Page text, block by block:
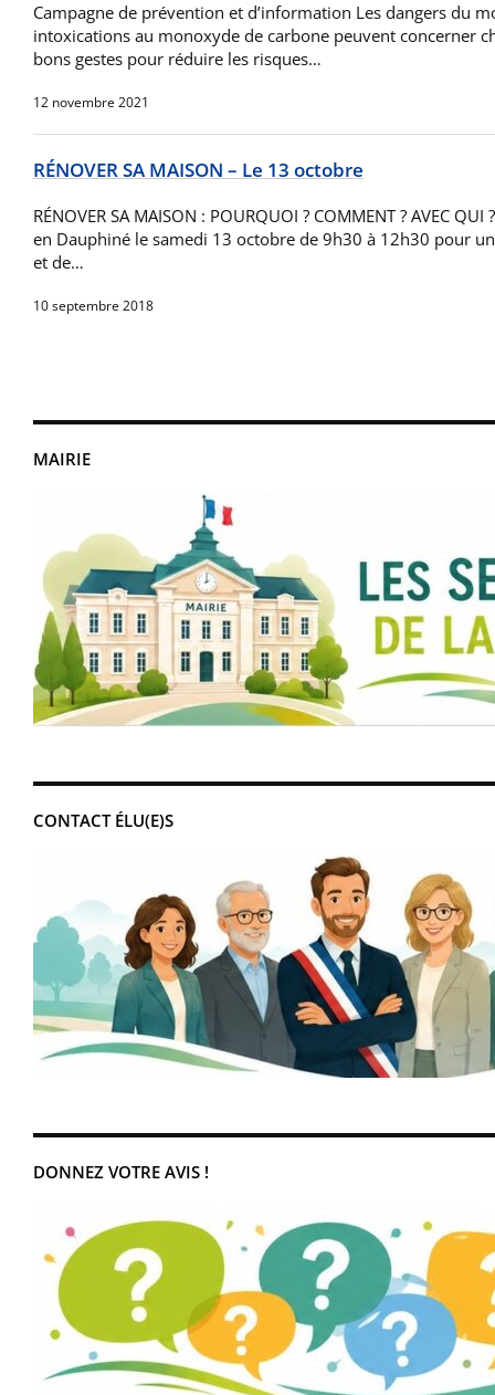
MAIRIE
CONTACT ÉLU(E)S
DONNEZ VOTRE AVIS !
Campagne de prévention et d’information Les dangers du
intoxications au monoxyde de carbone peuvent concerner
bons gestes pour réduire les risques…
12 novembre 2021
RÉNOVER SA MAISON – Le 13 octobre
RÉNOVER SA MAISON : POURQUOI ? COMMENT ? AVEC
en Dauphiné le samedi 13 octobre de 9h30 à 12h30 pour
et de…
10 septembre 2018